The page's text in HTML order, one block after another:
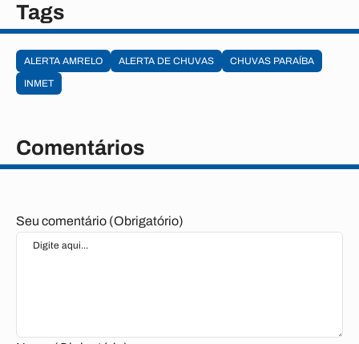
Tags
ALERTA AMRELO ALERTA DE CHUVAS
CHUVAS PARAÍBA
INMET
Comentários
Seu comentário (Obrigatório)